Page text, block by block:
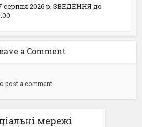
серпня 2026 р. ЗВЕДЕННЯ до
a Comment
post a comment.
мережі